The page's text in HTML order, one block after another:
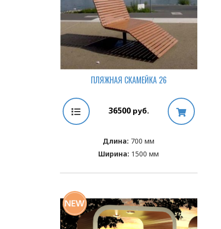
ПЛЯЖНАЯ СКАМЕЙКА 26
36500руб.
Длина: 700 мм
Ширина: 1500 мм